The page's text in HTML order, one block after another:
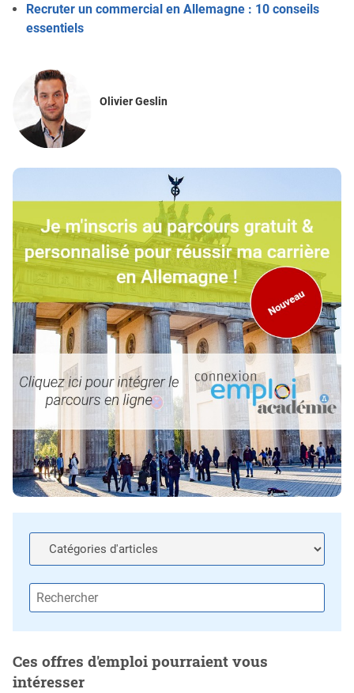
Recruter un commercial en Allemagne : 10 conseils
essentiels
Olivier Geslin
Ces offres d'emploi pourraient vous
intéresser